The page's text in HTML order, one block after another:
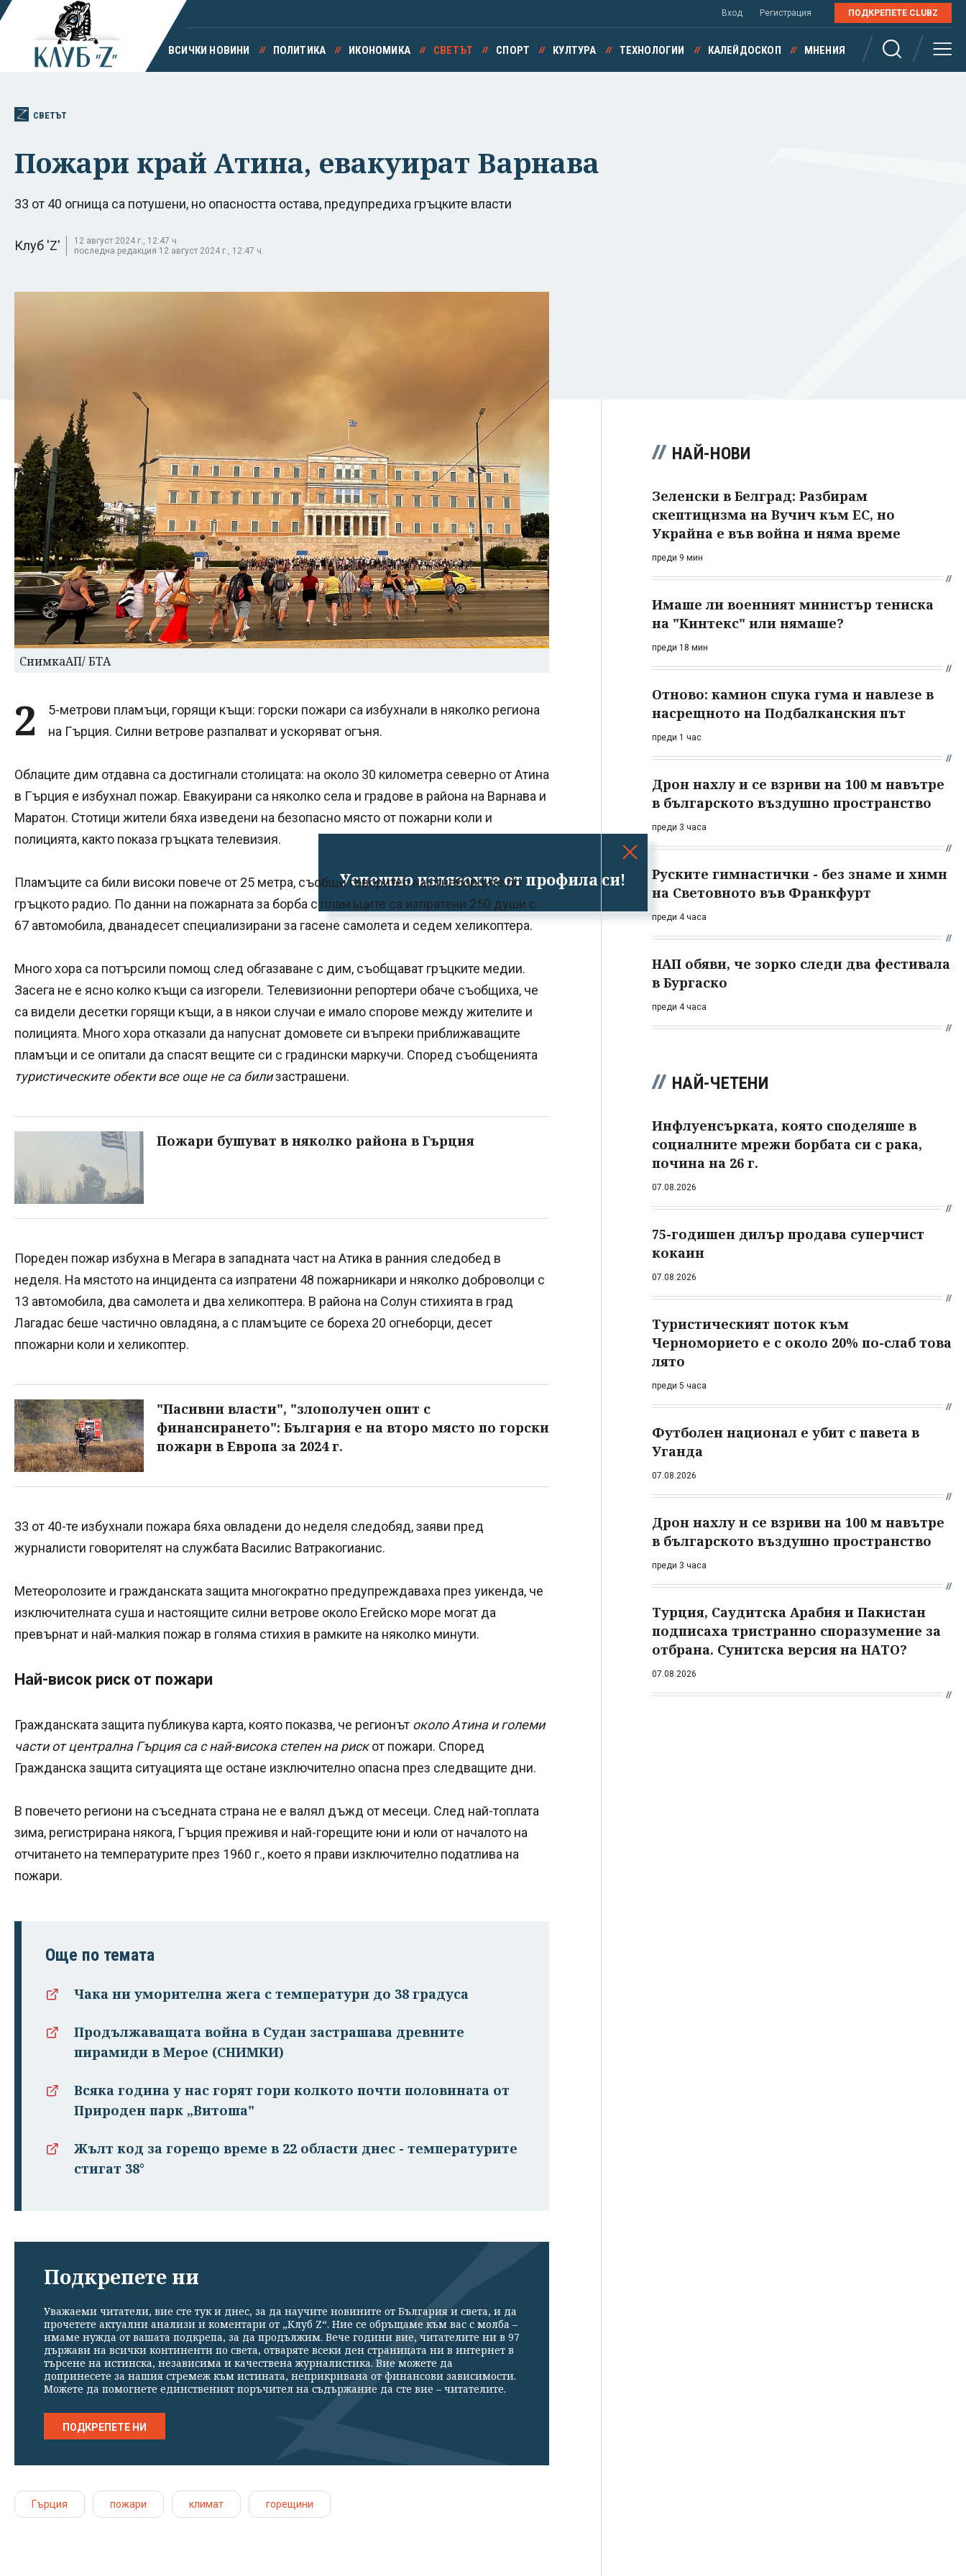
Успешно излязохте от профила си!
Вход Регистрация ПОДКРЕПЕТЕ CLUBZ
ВСИЧКИ НОВИНИ ПОЛИТИКА ИКОНОМИКА СВЕТЪТ СПОРТ КУЛТУРА ТЕХНОЛОГИИ КАЛЕЙДОСКОП МНЕНИЯ
СВЕТЪТ
Пожари край Атина, евакуират Варнава
33 от 40 огнища са потушени, но опасността остава, предупредиха гръцките власти
Клуб 'Z'
12 август 2024 г., 12:47 ч.
последна редакция 12 август 2024 г., 12:47 ч.
СнимкаАП/ БТА
2
5-метрови пламъци, горящи къщи: горски пожари са избухнали в няколко региона
на Гърция. Силни ветрове разпалват и ускоряват огъня.
Облаците дим отдавна са достигнали столицата: на около 30 километра северно от Атина
в Гърция е избухнал пожар. Евакуирани са няколко села и градове в района на Варнава и
Маратон. Стотици жители бяха изведени на безопасно място от пожарни коли и
полицията, както показа гръцката телевизия.
Пламъците са били високи повече от 25 метра, съобщи говорител на огнеборците по
гръцкото радио. По данни на пожарната за борба с пламъците са изпратени 250 души с
67 автомобила, дванадесет специализирани за гасене самолета и седем хеликоптера.
Много хора са потърсили помощ след обгазаване с дим, съобщават гръцките медии.
Засега не е ясно колко къщи са изгорели. Телевизионни репортери обаче съобщиха, че
са видели десетки горящи къщи, а в някои случаи е имало спорове между жителите и
полицията. Много хора отказали да напуснат домовете си въпреки приближаващите
пламъци и се опитали да спасят вещите си с градински маркучи. Според съобщенията
туристическите обекти все още не са билизастрашени.
Пожари бушуват в няколко района в Гърция
Пореден пожар избухна в Мегара в западната част на Атика в ранния следобед в
неделя. На мястото на инцидента са изпратени 48 пожарникари и няколко доброволци с
13 автомобила, два самолета и два хеликоптера. В района на Солун стихията в град
Лагадас беше частично овладяна, а с пламъците се бореха 20 огнеборци, десет
ппожарни коли и хеликоптер.
"Пасивни власти", "злополучен опит с
финансирането": България е на второ място по горски
пожари в Европа за 2024 г.
33 от 40-те избухнали пожара бяха овладени до неделя следобяд, заяви пред
журналисти говорителят на службата Василис Ватракогианис.
Метеоролозите и гражданската защита многократно предупреждаваха през уикенда, че
изключителната суша и настоящите силни ветрове около Егейско море могат да
превърнат и най-малкия пожар в голяма стихия в рамките на няколко минути.
Най-висок риск от пожари
Гражданската защита публикува карта, която показва, че регионът около Атина и големи
части от централна Гърция са с най-висока степен на рискот пожари. Според
Гражданска защита ситуацията ще остане изключително опасна през следващите дни.
В повечето региони на съседната страна не е валял дъжд от месеци. След най-топлата
зима, регистрирана някога, Гърция преживя и най-горещите юни и юли от началото на
отчитането на температурите през 1960 г., което я прави изключително податлива на
пожари.
Още по темата
Чака ни уморителна жега с температури до 38 градуса
Продължаващата война в Судан застрашава древните
пирамиди в Мерое (СНИМКИ)
Всяка година у нас горят гори колкото почти половината от
Природен парк „Витоша"
Жълт код за горещо време в 22 области днес - температурите
стигат 38°
Подкрепете ни
Уважаеми читатели, вие сте тук и днес, за да научите новините от България и света, и да
прочетете актуални анализи и коментари от „Клуб Z“. Ние се обръщаме към вас с молба –
имаме нужда от вашата подкрепа, за да продължим. Вече години вие, читателите ни в 97
държави на всички континенти по света, отваряте всеки ден страницата ни в интернет в
търсене на истинска, независима и качествена журналистика. Вие можете да
допринесете за нашия стремеж към истината, неприкривана от финансови зависимости.
Можете да помогнете единственият поръчител на съдържание да сте вие – читателите.
ПОДКРЕПЕТЕ НИ
Гърция пожари климат горещини
НАЙ-НОВИ
Зеленски в Белград: Разбирам
скептицизма на Вучич към ЕС, но
Украйна е във война и няма време
преди 9 мин
Имаше ли военният министър тениска
на "Кинтекс" или нямаше?
преди 18 мин
Отново: камион спука гума и навлезе в
насрещното на Подбалканския път
преди 1 час
Дрон нахлу и се взриви на 100 м навътре
в българското въздушно пространство
преди 3 часа
Руските гимнастички - без знаме и химн
на Световното във Франкфурт
преди 4 часа
НАП обяви, че зорко следи два фестивала
в Бургаско
преди 4 часа
НАЙ-ЧЕТЕНИ
Инфлуенсърката, която споделяше в
социалните мрежи борбата си с рака,
почина на 26 г.
07.08.2026
75-годишен дилър продава суперчист
кокаин
07.08.2026
Туристическият поток към
Черноморието е с около 20% по-слаб това
лято
преди 5 часа
Футболен национал е убит с павета в
Уганда
07.08.2026
Дрон нахлу и се взриви на 100 м навътре
в българското въздушно пространство
преди 3 часа
Турция, Саудитска Арабия и Пакистан
подписаха тристранно споразумение за
отбрана. Сунитска версия на НАТО?
07.08.2026